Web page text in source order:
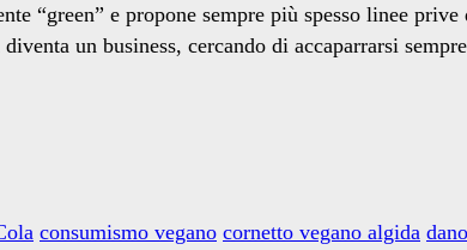
“green” e propone sempre più spesso linee
un business, cercando di accaparrarsi
consumismo vegano cornetto vegano algida